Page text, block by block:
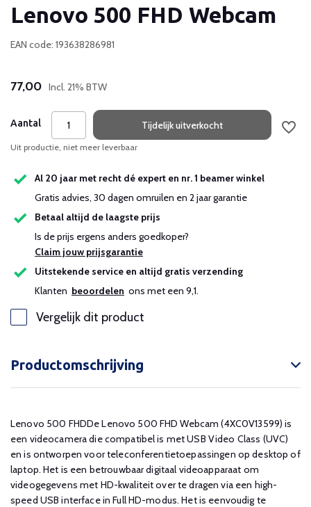
Lenovo 500 FHD Webcam
EAN code: 193638286981
77,00 Incl. 21% BTW
Aantal Tijdelijk uitverkocht
Uit productie, niet meer leverbaar
Al 20 jaar met recht dé expert en nr. 1 beamer winkel
Gratis advies, 30 dagen omruilen en 2 jaar garantie
Betaal altijd de laagste prijs
Is de prijs ergens anders goedkoper?
Claim jouw prijsgarantie
Uitstekende service en altijd gratis verzending
Klanten beoordelen ons met een 9,1.
Vergelijk dit product
Productomschrijving
Lenovo 500 FHDDe Lenovo 500 FHD Webcam (4XC0V13599) is
een videocamera die compatibel is met USB Video Class (UVC)
en is ontworpen voor teleconferentietoepassingen op desktop of
laptop. Het is een betrouwbaar digitaal videoapparaat om
videogegevens met HD-kwaliteit over te dragen via een high-
speed USB interface in Full HD-modus. Het is eenvoudig te